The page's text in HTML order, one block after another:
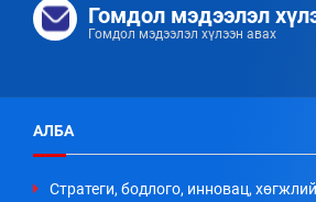
Гомдол мэдээлэл
Гомдол мэдээлэл хүлээн авах
АЛБА
Стратеги, бодлого, инновац,